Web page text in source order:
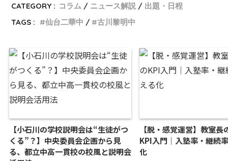
CATEGORY : コラム ニュース解説
出題・日程
TAGS :
仙台二華中 古川黎明中
【小石川の学校説明会は“生徒がつ
くる”？】中央委員会企画から見
る、都立中高一貫校の校風と説明会
【脱・感覚運営】教室長
KPI入門｜入塾率・継続
化